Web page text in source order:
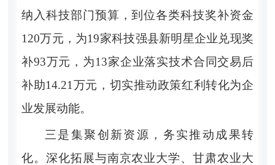
纳入科技部门预算，到位各类科技奖补资金
120万元，为19家科技强县新明星企业兑现奖
补93万元，为13家企业落实技术合同交易后
补助14.21万元，切实推动政策红利转化为企
业发展动能。
三是集聚创新资源，务实推动成果转
化。深化拓展与南京农业大学、甘肃农业大